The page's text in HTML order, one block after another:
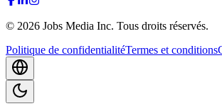
© 2026 Jobs Media Inc. Tous droits réservés.
Politique de confidentialitéTermes et conditions